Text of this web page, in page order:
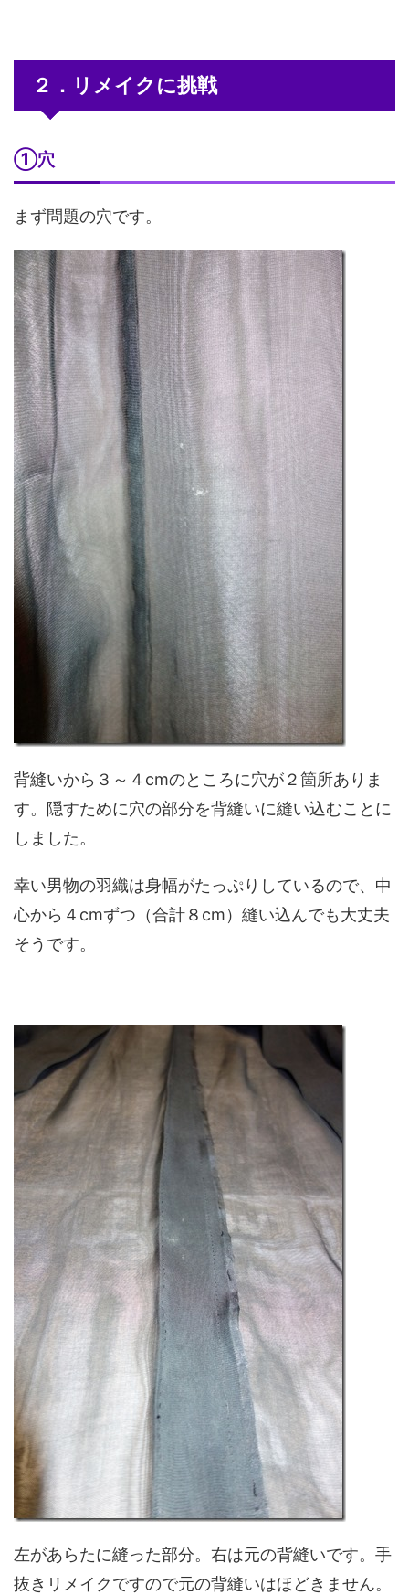
２．リメイクに挑戦
①穴
まず問題の穴です。
背縫いから３～４cmのところに穴が２箇所ありま
す。隠すために穴の部分を背縫いに縫い込むことに
しました。
幸い男物の羽織は身幅がたっぷりしているので、中
心から４cmずつ（合計８cm）縫い込んでも大丈夫
そうです。
左があらたに縫った部分。右は元の背縫いです。手
抜きリメイクですので元の背縫いはほどきません。